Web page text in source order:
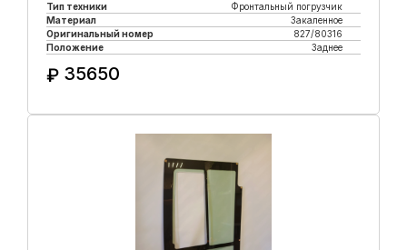
Тип техники
Фронтальный погрузчик
Материал
Закаленное
Оригинальный номер
827/80316
Положение
Заднее
₽ 35650